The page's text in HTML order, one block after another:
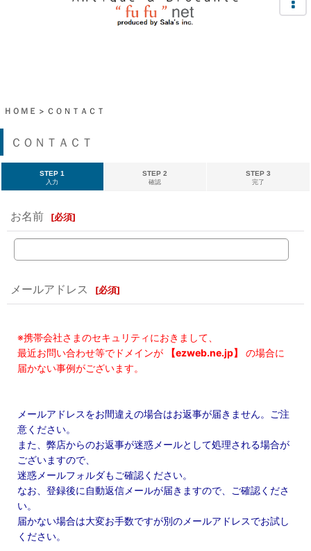
ＨＯＭＥ > ＣＯＮＴＡＣＴ
ＣＯＮＴＡＣＴ
STEP 1
入力
STEP 2
確認
STEP 3
完了
お名前 [必須]
メールアドレス [必須]
※携帯会社さまのセキュリティにおきまして、
最近お問い合わせ等でドメインが
【ezweb.ne.jp】
の場合に
届かない事例がございます。
メールアドレスをお間違えの場合はお返事が届きません。ご注
意ください。
また、弊店からのお返事が迷惑メールとして処理される場合が
ございますので、
迷惑メールフォルダもご確認ください。
なお、登録後に自動返信メールが届きますので、ご確認くださ
い。
届かない場合は大変お手数ですが別のメールアドレスでお試し
ください。